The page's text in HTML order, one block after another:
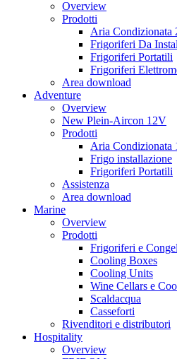
Overview
Prodotti
Aria Condizionata
Frigoriferi Da
Frigoriferi Portatili
Frigoriferi
Area download
Adventure
Overview
New Plein-Aircon 12V
Prodotti
Aria Condizionata
Frigo installazione
Frigoriferi Portatili
Assistenza
Area download
Marine
Overview
Prodotti
Frigoriferi e
Cooling Boxes
Cooling Units
Wine Cellars e
Scaldacqua
Casseforti
Rivenditori e distributori
Hospitality
Overview